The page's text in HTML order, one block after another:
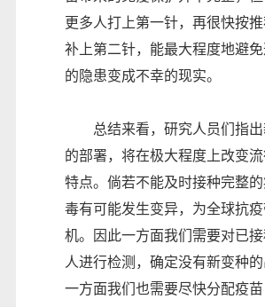
更多人打上第一针，再很快按
补上第二针，能最大程度地避
的隐患变成不幸的现实。
总结来看，研究人员们指出
的部署，将在极大程度上改变
特点。倘若不能及时接种完整
毒有可能发生变异，为全球抗
机。因此一方面我们需要对已
人进行检测，确定没有新变种
一方面我们也需要尽快分配疫